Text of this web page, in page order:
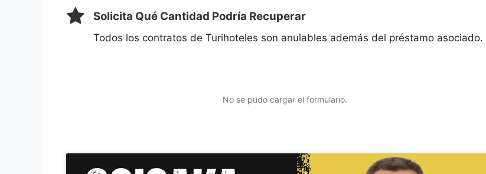
Solicita Qué Cantidad Podría Recuperar
Todos los contratos de Turihoteles son anulables además del préstamo asociado.
No se pudo cargar el formulario.